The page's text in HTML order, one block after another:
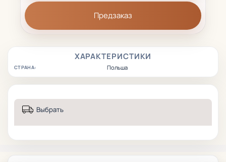
ХАРАКТЕРИСТИКИ
СТРАНА: Польша
Предзаказ
Выбрать